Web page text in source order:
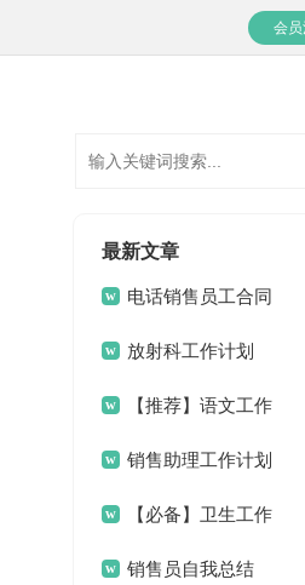
会
最新文章
电话销售员工合同
放射科工作计划
【推荐】语文工作
计划4篇
销售助理工作计划
(15篇)【必备】卫生工作
计划3篇
销售员自我总结